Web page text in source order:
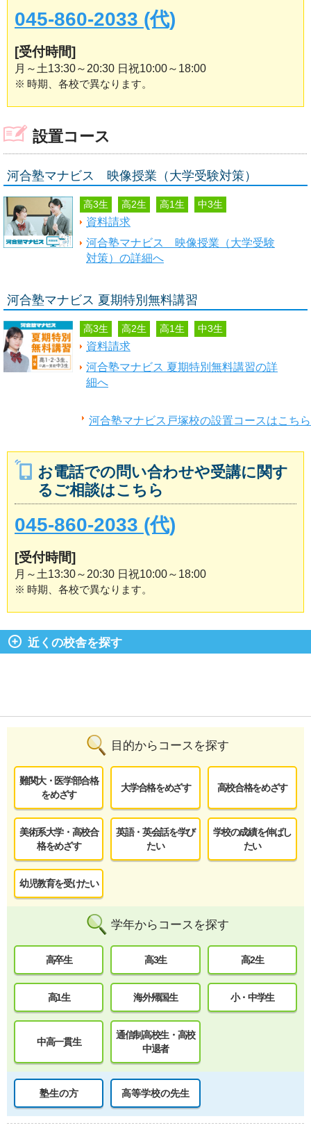
045-860-2033 (代)
[受付時間]
月～土13:30～20:30 日祝10:00～18:00
※ 時期、各校で異なります。
設置コース
河合塾マナビス戸塚校の設置コースはこちら
河合塾マナビス 映像授業（大学受験対策）
高3生 高2生 高1生 中3生
資料請求
河合塾マナビス 映像授業（大学受験
対策）の詳細へ
河合塾マナビス 夏期特別無料講習
高3生 高2生 高1生 中3生
資料請求
河合塾マナビス 夏期特別無料講習の詳
細へ
お電話での問い合わせや受講に関す
るご相談はこちら
045-860-2033 (代)
[受付時間]
月～土13:30～20:30 日祝10:00～18:00
※ 時期、各校で異なります。
近くの校舎を探す
目的からコースを探す
難関大・医学部合格
をめざす
大学合格をめざす 高校合格をめざす
美術系大学・高校合
格をめざす
英語・英会話を学び
たい
学校の成績を伸ばし
たい
幼児教育を受けたい
学年からコースを探す
高卒生 高3生 高2生
高1生 海外帰国生 小・中学生
中高一貫生
通信制高校生・高校
中退者
塾生の方 高等学校の先生